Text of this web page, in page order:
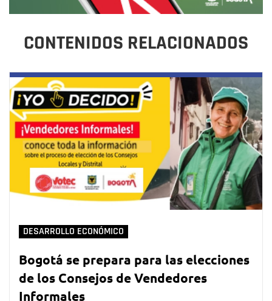
CONTENIDOS RELACIONADOS
DESARROLLO ECONÓMICO
Bogotá se prepara para las elecciones
de los Consejos de Vendedores
Informales